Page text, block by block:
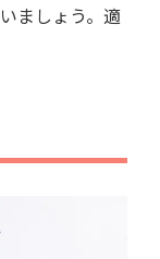
ましょう。適